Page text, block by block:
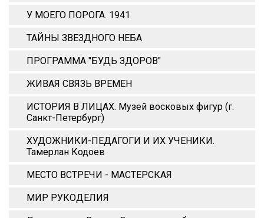
У МОЕГО ПОРОГА. 1941
ТАЙНЫ ЗВЕЗДНОГО НЕБА
ПРОГРАММА "БУДЬ ЗДОРОВ"
ЖИВАЯ СВЯЗЬ ВРЕМЕН
ИСТОРИЯ В ЛИЦАХ. Музей восковых фигур (г.
Санкт-Петербург)
ХУДОЖНИКИ-ПЕДАГОГИ И ИХ УЧЕНИКИ.
Тамерлан Кодоев
МЕСТО ВСТРЕЧИ - МАСТЕРСКАЯ
МИР РУКОДЕЛИЯ